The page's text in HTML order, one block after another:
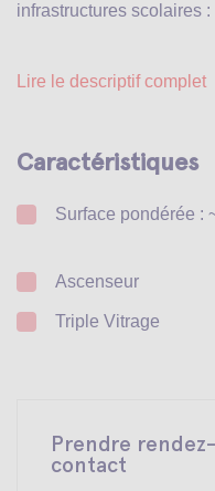
infrastructures scolaires
Lire le descriptif complet
Caractéristiques
Surface pondérée :
Ascenseur
Triple Vitrage
Prendre
contact